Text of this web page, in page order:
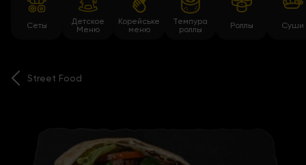
Сеты
Детское
Меню
Корейське
меню
Темпура
роллы
Роллы Суши
Street Food